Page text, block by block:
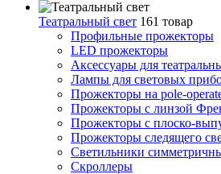
Театральный свет 161 товар
Профильные прожекторы
LED прожекторы
Аксессуары для
Лампы для световых
Прожекторы на pole-
Прожекторы с линзой
Прожекторы с плоско-
Прожекторы следящего
Светильники
Скроллеры